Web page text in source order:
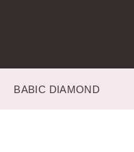
BABIC DIAMOND